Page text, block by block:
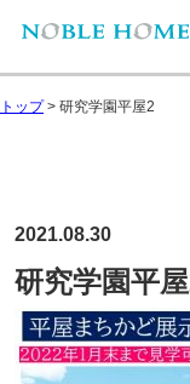
トップ> 研究学園平屋2
2021.08.30
研究学園平